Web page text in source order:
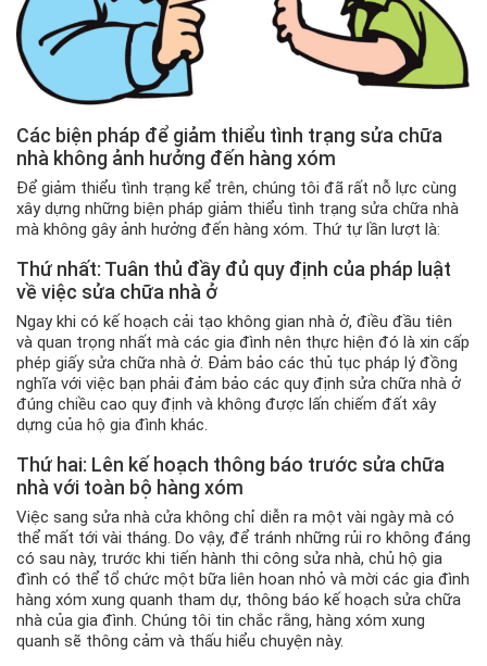
Các biện pháp để giảm thiểu tình trạng sửa chữa
nhà không ảnh hưởng đến hàng xóm
Để giảm thiểu tình trạng kể trên, chúng tôi đã rất nỗ lực cùng
xây dựng những biện pháp giảm thiểu tình trạng sửa chữa nhà
mà không gây ảnh hưởng đến hàng xóm. Thứ tự lần lượt là:
Thứ nhất: Tuân thủ đầy đủ quy định của pháp luật
về việc sửa chữa nhà ở
Ngay khi có kế hoạch cải tạo không gian nhà ở, điều đầu tiên
và quan trọng nhất mà các gia đình nên thực hiện đó là xin cấp
phép giấy sửa chữa nhà ở. Đảm bảo các thủ tục pháp lý đồng
nghĩa với việc bạn phải đảm bảo các quy định sửa chữa nhà ở
đúng chiều cao quy định và không được lấn chiếm đất xây
dựng của hộ gia đình khác.
Thứ hai: Lên kế hoạch thông báo trước sửa chữa
nhà với toàn bộ hàng xóm
Việc sang sửa nhà cửa không chỉ diễn ra một vài ngày mà có
thể mất tới vài tháng. Do vậy, để tránh những rủi ro không đáng
có sau này, trước khi tiến hành thi công sửa nhà, chủ hộ gia
đình có thể tổ chức một bữa liên hoan nhỏ và mời các gia đình
hàng xóm xung quanh tham dự, thông báo kế hoạch sửa chữa
nhà của gia đình. Chúng tôi tin chắc rằng, hàng xóm xung
quanh sẽ thông cảm và thấu hiểu chuyện này.